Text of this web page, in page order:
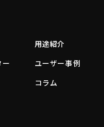
用途紹介
ユーザー事例
コラム